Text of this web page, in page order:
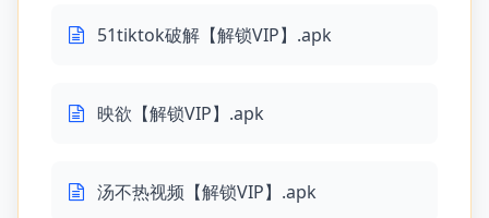
51tiktok破解【解锁VIP】.apk
映欲【解锁VIP】.apk
汤不热视频【解锁VIP】.apk